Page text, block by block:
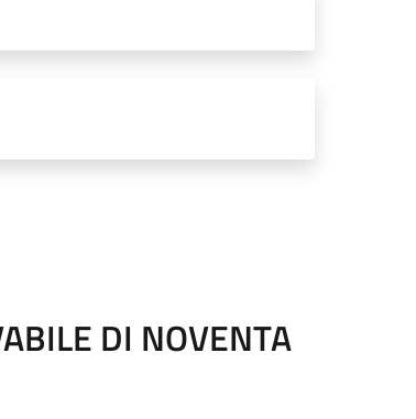
DI NOVENTA